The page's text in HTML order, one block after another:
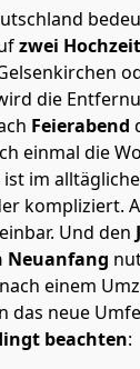
zwei
die
Feierabend
einmal die
im
kompliziert.
Und den
Neuanfang
einem
das neue
beachten: